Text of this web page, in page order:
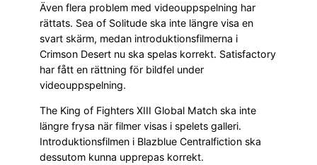
Även flera problem med videouppspelning har
rättats. Sea of Solitude ska inte längre visa en
svart skärm, medan introduktionsfilmerna i
Crimson Desert nu ska spelas korrekt. Satisfactory
har fått en rättning för bildfel under
videouppspelning.
The King of Fighters XIII Global Match ska inte
längre frysa när filmer visas i spelets galleri.
Introduktionsfilmen i Blazblue Centralfiction ska
dessutom kunna upprepas korrekt.